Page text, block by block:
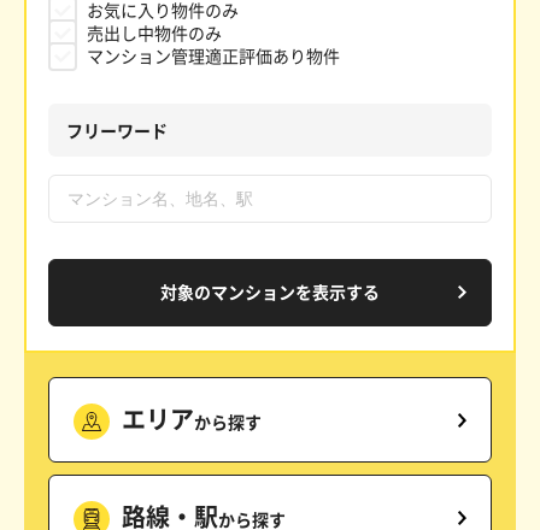
お気に入り物件のみ
売出し中物件のみ
マンション管理適正評価あり物件
フリーワード
対象のマンションを表示する
エリアから探す
路線・駅から探す